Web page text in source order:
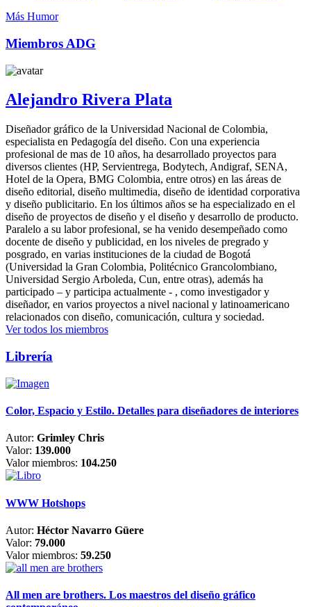
Más Humor
Miembros ADG
Alejandro Rivera Plata
Diseñador gráfico de la Universidad Nacional de Colombia,
especialista en Pedagogía del diseño. Con una experiencia
profesional de mas de 10 años, ha desarrollado proyectos para
diversos clientes (HP, Servientrega, Bodytech, Andigraf, SENA,
Hotel de la Opera, BMG Colombia, entre otros) en las áreas de
diseño editorial, diseño multimedia, diseño de identidad corporativa
y diseño publicitario. En los últimos años se ha especializado en el
diseño de proyectos de diseño y el diseño y desarrollo de producto.
Paralelo a su labor profesional, se ha venido desempeñado como
docente de diseño y publicidad, en los niveles de pregrado y
posgrado, en varias instituciones de la ciudad de Bogotá
(Universidad la Gran Colombia, Politécnico Grancolombiano,
Universidad Sergio Arboleda, Cun, entre otras), además ha
participado – y participa actualmente - , como investigador y
diseñador, en varios proyectos a nivel nacional y latinoamericano
relacionados con diseño, comunicación, cultura y sociedad.
Ver todos los miembros
Librería
Color, Espacio y Estilo. Detalles para diseñadores de interiores
Autor: Grimley Chris
Valor: 139.000
Valor miembros: 104.250
WWW Hotshops
Autor: Héctor Navarro Güere
Valor: 79.000
Valor miembros: 59.250
All men are brothers. Los maestros del diseño gráfico